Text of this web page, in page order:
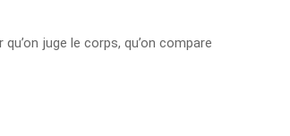
juge le corps, qu’on compare